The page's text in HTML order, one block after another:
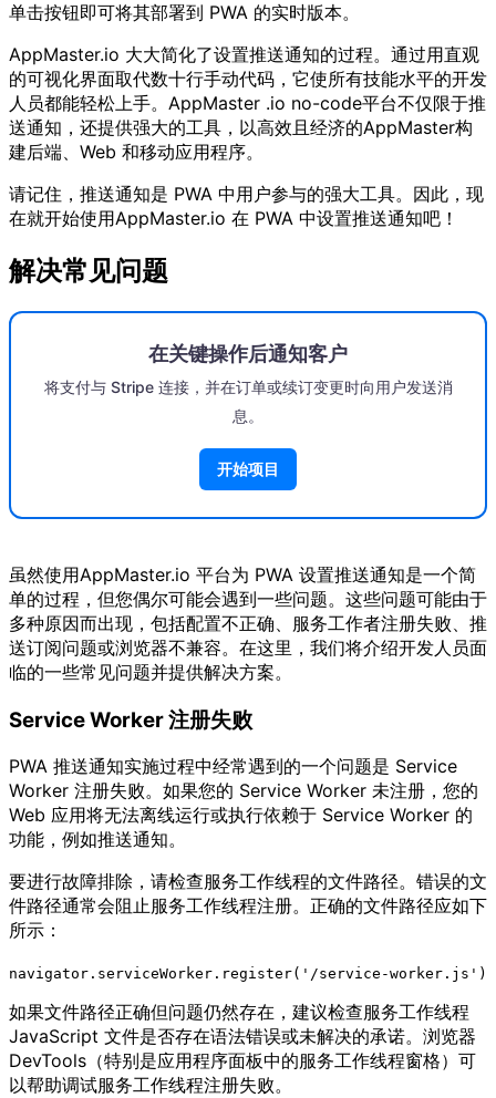
单击按钮即可将其部署到 PWA 的实时版本。
AppMaster.io 大大简化了设置推送通知的过程。通过用直观
的可视化界面取代数十行手动代码，它使所有技能水平的开发
人员都能轻松上手。AppMaster .io no-code平台不仅限于推
送通知，还提供强大的工具，以高效且经济的AppMaster构
建后端、Web 和移动应用程序。
请记住，推送通知是 PWA 中用户参与的强大工具。因此，现
在就开始使用AppMaster.io 在 PWA 中设置推送通知吧！
解决常见问题
在关键操作后通知客户
将支付与 Stripe 连接，并在订单或续订变更时向用户发送消
息。
开始项目
虽然使用AppMaster.io 平台为 PWA 设置推送通知是一个简
单的过程，但您偶尔可能会遇到一些问题。这些问题可能由于
多种原因而出现，包括配置不正确、服务工作者注册失败、推
送订阅问题或浏览器不兼容。在这里，我们将介绍开发人员面
临的一些常见问题并提供解决方案。
Service Worker 注册失败
PWA 推送通知实施过程中经常遇到的一个问题是 Service
Worker 注册失败。如果您的 Service Worker 未注册，您的
Web 应用将无法离线运行或执行依赖于 Service Worker 的
功能，例如推送通知。
要进行故障排除，请检查服务工作线程的文件路径。错误的文
件路径通常会阻止服务工作线程注册。正确的文件路径应如下
所示：
navigator.serviceWorker.register('/service-worker.js')
如果文件路径正确但问题仍然存在，建议检查服务工作线程
JavaScript 文件是否存在语法错误或未解决的承诺。浏览器
DevTools（特别是应用程序面板中的服务工作线程窗格）可
以帮助调试服务工作线程注册失败。